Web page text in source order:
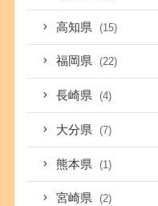
高知県 (15)
福岡県 (22)
長崎県 (4)
大分県 (7)
熊本県 (1)
宮崎県 (2)